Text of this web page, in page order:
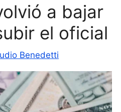
a bajar
el oficial
Benedetti